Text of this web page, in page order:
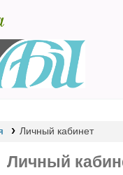
АБИ
Личный кабинет
Личный